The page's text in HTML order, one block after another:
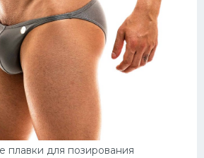
плавки для позирования